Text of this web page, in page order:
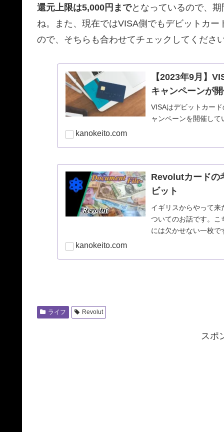
還元上限は5,000円までとなっているので、
ね。また、現在ではVISA側でもデビットカ
ので、そちらも合わせてチェックしてくださ
【2023年9月】
キャンペーンが
VISAはデビットカー
ャンペーンを開催して
kanokeito.com
Revolutカードの
ビット
イギリスからやって
ついてのお話です。こ
には欠かせない一枚
kanokeito.com
ライフ Revolut
スポ